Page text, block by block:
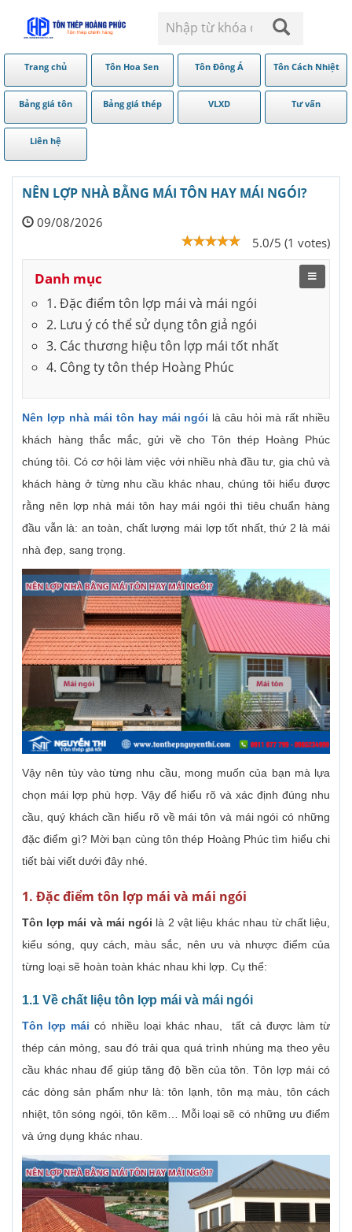
Trang chủ Tôn Hoa Sen Tôn Đông Á Tôn Cách Nhiệt
Bảng giá tôn Bảng giá thép VLXD Tư vấn
Liên hệ
NÊN LỢP NHÀ BẰNG MÁI TÔN HAY MÁI NGÓI?
09/08/2026
5.0/5 (1 votes)
Danh mục
1. Đặc điểm tôn lợp mái và mái ngói
2. Lưu ý có thể sử dụng tôn giả ngói
3. Các thương hiệu tôn lợp mái tốt nhất
4. Công ty tôn thép Hoàng Phúc
Nên lợp nhà mái tôn hay mái ngói là câu hỏi mà rất nhiều
khách hàng thắc mắc, gửi về cho Tôn thép Hoàng Phúc
chúng tôi. Có cơ hội làm việc với nhiều nhà đầu tư, gia chủ và
khách hàng ở từng nhu cầu khác nhau, chúng tôi hiểu được
rằng nên lợp nhà mái tôn hay mái ngói thì tiêu chuẩn hàng
đầu vẫn là: an toàn, chất lượng mái lợp tốt nhất, thứ 2 là mái
nhà đẹp, sang trọng.
Vậy nên tùy vào từng nhu cầu, mong muốn của bạn mà lựa
chọn mái lợp phù hợp. Vậy để hiểu rõ và xác định đúng nhu
cầu, quý khách cần hiểu rõ về mái tôn và mái ngói có những
đặc điểm gì? Mời bạn cùng tôn thép Hoàng Phúc tìm hiểu chi
tiết bài viết dưới đây nhé.
1. Đặc điểm tôn lợp mái và mái ngói
Tôn lợp mái và mái ngói là 2 vật liệu khác nhau từ chất liệu,
kiểu sóng, quy cách, màu sắc, nên ưu và nhược điểm của
từng loại sẽ hoàn toàn khác nhau khi lợp. Cụ thể:
1.1 Về chất liệu tôn lợp mái và mái ngói
Tôn lợp mái có nhiều loại khác nhau, tất cả được làm từ
thép cán mỏng, sau đó trải qua quá trình nhúng mạ theo yêu
cầu khác nhau để giúp tăng độ bền của tôn. Tôn lợp mái có
các dòng sản phẩm như là: tôn lạnh, tôn mạ màu, tôn cách
nhiệt, tôn sóng ngói, tôn kẽm… Mỗi loại sẽ có những ưu điểm
và ứng dụng khác nhau.